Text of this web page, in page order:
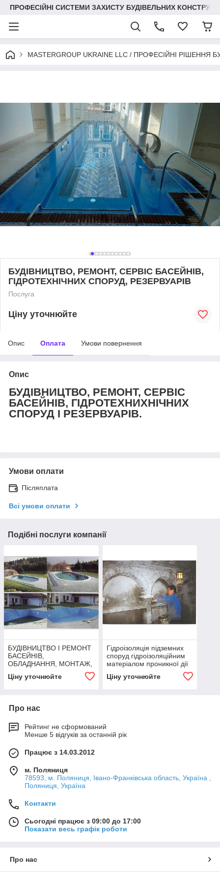
ПРОФЕСІЙНІ СИСТЕМИ ЗАХИСТУ БУДІВЕЛЬНИХ КОНСТРУКЦІЙ
MASTERGROUP UKRAINE LLC / ПРОФЕСІЙНІ РІШЕННЯ
БУДІВНИЦТВО, РЕМОНТ, СЕРВІС БАСЕЙНІВ,
ГІДРОТЕХНІЧНИХ СПОРУД, РЕЗЕРВУАРІВ
Послуга
Ціну уточнюйте
Опис Оплата Умови повернення
Опис
БУДІВНИЦТВО, РЕМОНТ, СЕРВІС
БАСЕЙНІВ, ГІДРОТЕХНИХНІЧНИХ
СПОРУД І РЕЗЕРВУАРІВ.
Умови оплати
Післяплата
Всі умови оплати
Подібні послуги компанії
БУДІВНИЦТВО І РЕМОНТ
БАСЕЙНІВ,
ОБЛАДНАННЯ, МОНТАЖ,
Ціну уточнюйте
Гідроізоляція підземних
споруд гідроізоляційним
матеріалом проникної дії
Ціну уточнюйте
Про нас
Рейтинг не сформований
Менше 5 відгуків за останній рік
Працює з 14.03.2012
м. Поляниця
78593, м. Поляниця, Івано-Франківська область, Україна ,
Поляниця, Україна
Контакти
Сьогодні працює з 09:00 до 17:00
Показати весь графік роботи
Про нас